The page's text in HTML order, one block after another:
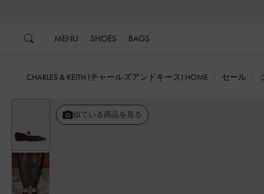
MENU SHOES BAGS
CHARLES & KEITH (チャールズアンドキース) HOME セール
似ている商品を見る